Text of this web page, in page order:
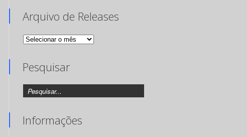
Arquivo de Releases
Arquivo
Pesquisar
Informações